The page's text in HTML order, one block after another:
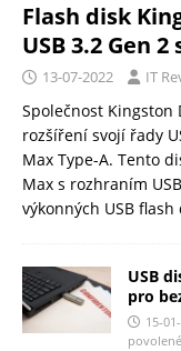
Flash disk
USB 3.2 Gen
13-07-2022 IT
Společnost Kingston
rozšíření svojí řady
Max Type-A. Tento
Max s rozhraním
výkonných USB flash
USB
pro
15-
povolené